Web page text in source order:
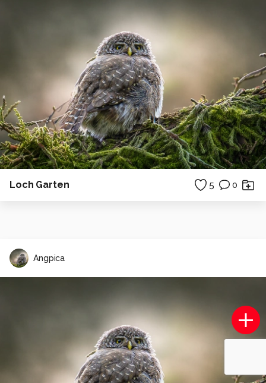
Loch Garten 5 0
Angpica